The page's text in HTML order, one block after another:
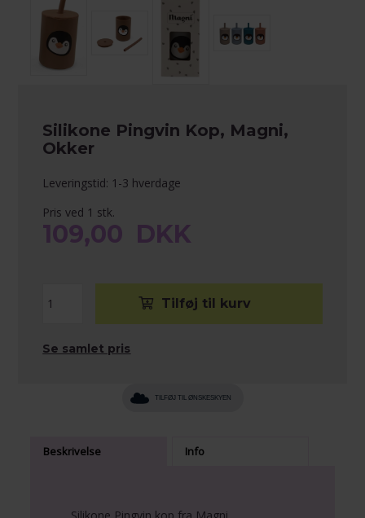
Silikone Pingvin Kop, Magni,
Okker
Leveringstid: 1-3 hverdage
Pris ved 1 stk.
109,00 DKK
Se samlet pris
TILFØJ TIL ØNSKESKYEN
Beskrivelse Info
Silikone Pingvin kop fra Magni.